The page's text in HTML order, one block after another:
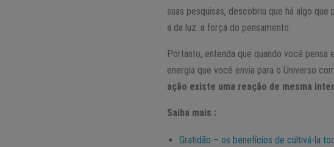
suas pesquisas, descobriu que há algo
a da luz: a força do pensamento.
Portanto, entenda que quando você
energia que você envia para o Universo
ação existe uma reação de mesma
Saiba mais :
Gratidão – os benefícios de cultivá-la